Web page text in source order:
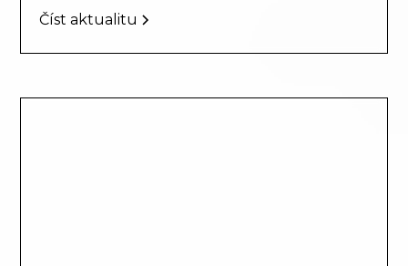
Číst aktualitu